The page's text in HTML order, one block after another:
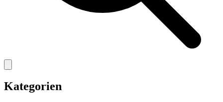
Kategorien